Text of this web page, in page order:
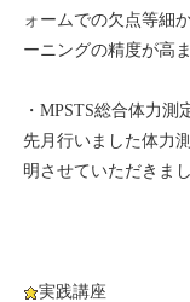
ォームでの欠点等細
ーニングの精度が高
・MPSTS総合体力測
先月行いました体力
明させていただきまし
実践講座